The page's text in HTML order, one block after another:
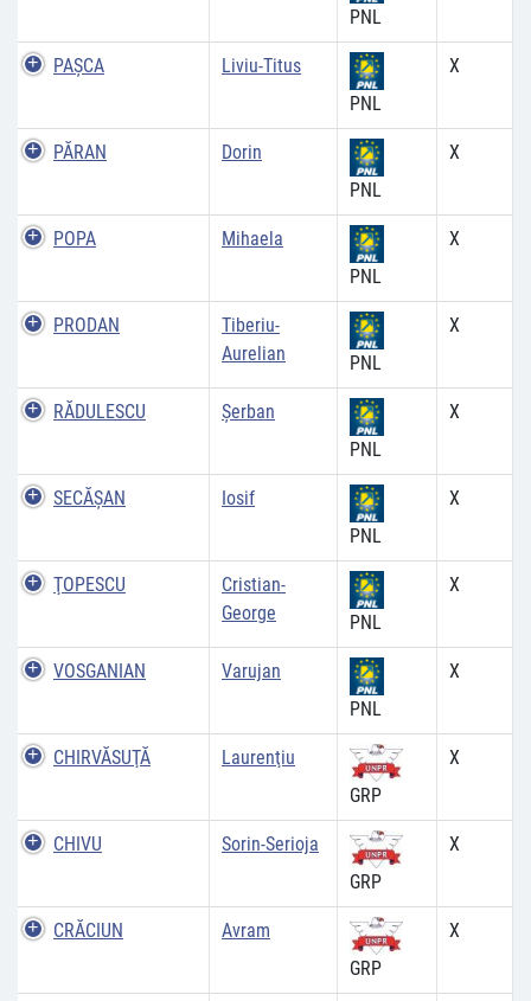
PNL
PAŞCA
Liviu-Titus
PNL
X
PĂRAN
Dorin
PNL
X
POPA
Mihaela
PNL
X
PRODAN
Tiberiu-
Aurelian
PNL
X
RĂDULESCU
Şerban
PNL
X
SECĂŞAN
Iosif
PNL
X
ŢOPESCU
Cristian-
George
PNL
X
VOSGANIAN
Varujan
PNL
X
CHIRVĂSUŢĂ
Laurenţiu
GRP
X
CHIVU
Sorin-Serioja
GRP
X
CRĂCIUN
Avram
GRP
X